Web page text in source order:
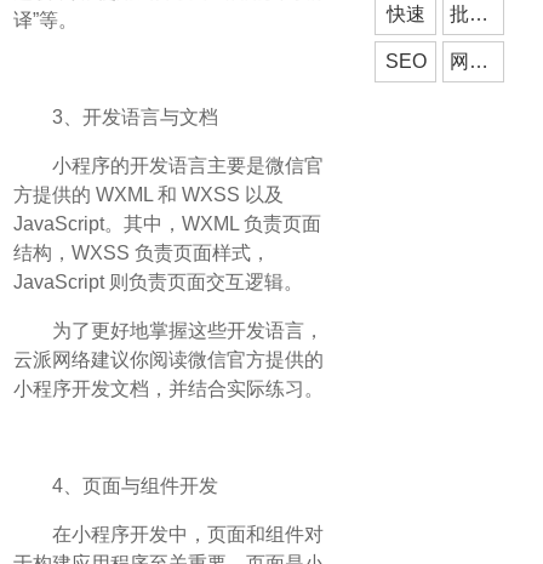
译”等。
3、开发语言与文档
小程序的开发语言主要是微信官
方提供的 WXML 和 WXSS 以及
JavaScript。其中，WXML 负责页面
结构，WXSS 负责页面样式，
JavaScript 则负责页面交互逻辑。
为了更好地掌握这些开发语言，
云派网络建议你阅读微信官方提供的
小程序开发文档，并结合实际练习。
4、页面与组件开发
在小程序开发中，页面和组件对
快速 批发小程序商城
SEO 网站搭建